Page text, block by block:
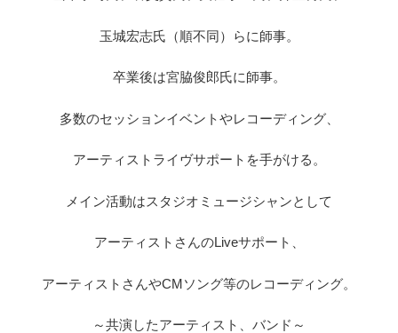
玉城宏志氏（順不同）らに師事。
卒業後は宮脇俊郎氏に師事。
多数のセッションイベントやレコーディング、
アーティストライヴサポートを手がける。
メイン活動はスタジオミュージシャンとして
アーティストさんのLiveサポート、
アーティストさんやCMソング等のレコーディング。
～共演したアーティスト、バンド～